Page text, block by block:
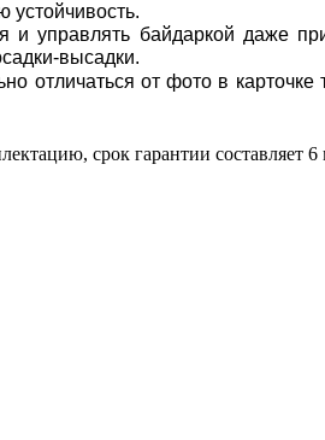
и управлять байдаркой даже
высадки.
отличаться от фото в
срок гарантии составляет